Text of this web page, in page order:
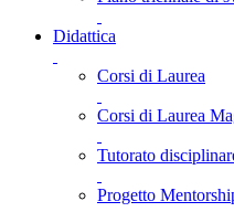
Didattica
Corsi di Laurea
Corsi di Laurea
Tutorato
Progetto